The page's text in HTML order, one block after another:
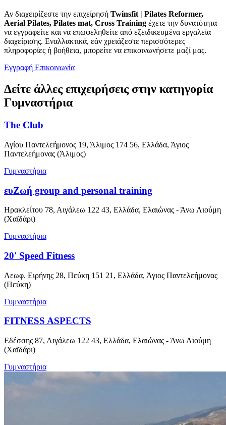
Αν διαχειρίζεστε την επιχείρησή Twinsfit | Pilates Reformer,
Aerial Pilates, Pilates mat, Cross Training έχετε την δυνατότητα
να εγγραφείτε και να επωφεληθείτε από εξειδικευμένα εργαλεία
διαχείρισης. Εναλλακτικά, εάν χρειάζεστε περισσότερες
πληροφορίες ή βοήθεια, μπορείτε να επικοινωνήσετε μαζί μας.
Εγγραφή Επικοινωνία
Δείτε άλλες επιχειρήσεις στην κατηγορία
Γυμναστήρια
The Club
Αγίου Παντελεήμονος 19, Άλιμος 174 56, Ελλάδα, Άγιος
Παντελεήμονας (Άλιμος)
Γυμναστήρια
ευΖωή group and personal training
Ηρακλείτου 78, Αιγάλεω 122 43, Ελλάδα, Ελαιώνας - Άνω Λιούμη
(Χαϊδάρι)
Γυμναστήρια
20' Speed Fitness
Λεωφ. Ειρήνης 28, Πεύκη 151 21, Ελλάδα, Άγιος Παντελεήμονας
(Πεύκη)
Γυμναστήρια
FITNESS ASPECTS
Εδέσσης 87, Αιγάλεω 122 43, Ελλάδα, Ελαιώνας - Άνω Λιούμη
(Χαϊδάρι)
Γυμναστήρια